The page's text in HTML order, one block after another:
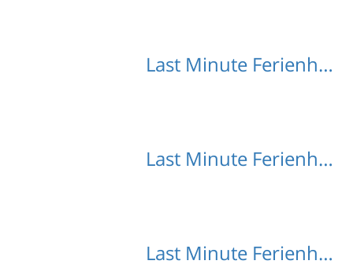
Last Minute Ferienhäuser Burgenland
Last Minute Ferienhäuser Schüttdorf
Last Minute Ferienhäuser Steindorf (Salzburg)